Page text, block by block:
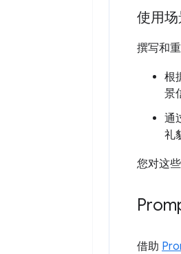
使用
撰写和
根
景
通
礼
您对这
借助